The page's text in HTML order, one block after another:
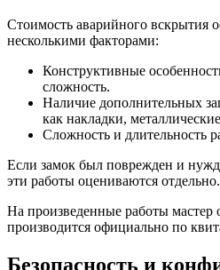
Стоимость аварийного вскрытия
несколькими факторами:
Конструктивные
сложность.
Наличие дополнительных
как накладки,
Сложность и длительность
Если замок был поврежден и
эти работы оцениваются отдельно.
На произведенные работы мастер
производится официально по
Безопасность и